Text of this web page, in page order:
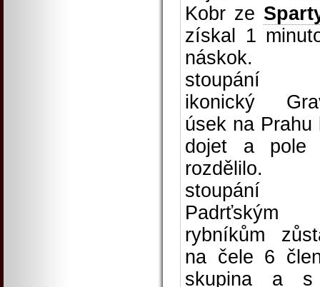
Kobr ze
získal 1
náskok.
stoupání
ikonický
úsek na Prahu
dojet a pole
rozdělilo.
Padrťským
rybníkům
na čele 6
skupina a